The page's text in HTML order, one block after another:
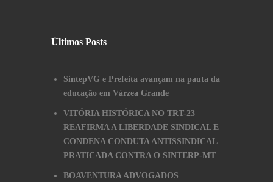
Últimos Posts
SintepVG e Prefeita avançam na pauta da
educação em Várzea Grande
VITÓRIA HISTÓRICA NO TRT-23
REAFIRMA A LIBERDADE SINDICAL E
CONDENA CONDUTA ANTISSINDICAL
PRATICADA CONTRA O SINTERP-MT
BOAVENTURA ADVOGADOS